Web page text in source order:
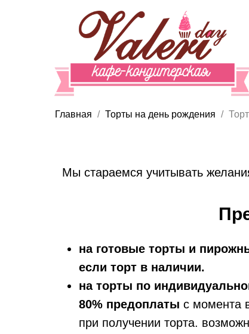
Главная Торты на день рождения
Мы стараемся учитывать
на готовые торты и
если торт в наличии.
на торты по
80% предоплаты с момента
при получении торта.